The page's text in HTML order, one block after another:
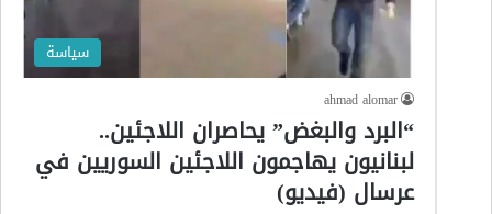
سياسة
ahmad alomar
“البرد والبغض” يحاصران اللاجئين..
لبنانيون يهاجمون اللاجئين السوريين في
عرسال (فيديو)